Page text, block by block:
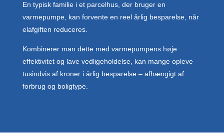
En typisk familie i et parcelhus, der bruger en
varmepumpe, kan forvente en reel årlig besparelse, når
elafgiften reduceres.
Kombinerer man dette med varmepumpens høje
effektivitet og lave vedligeholdelse, kan mange opleve
tusindvis af kroner i årlig besparelse – afhængigt af
forbrug og boligtype.